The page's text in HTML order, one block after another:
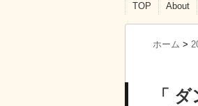
TOP About
ホーム >
「